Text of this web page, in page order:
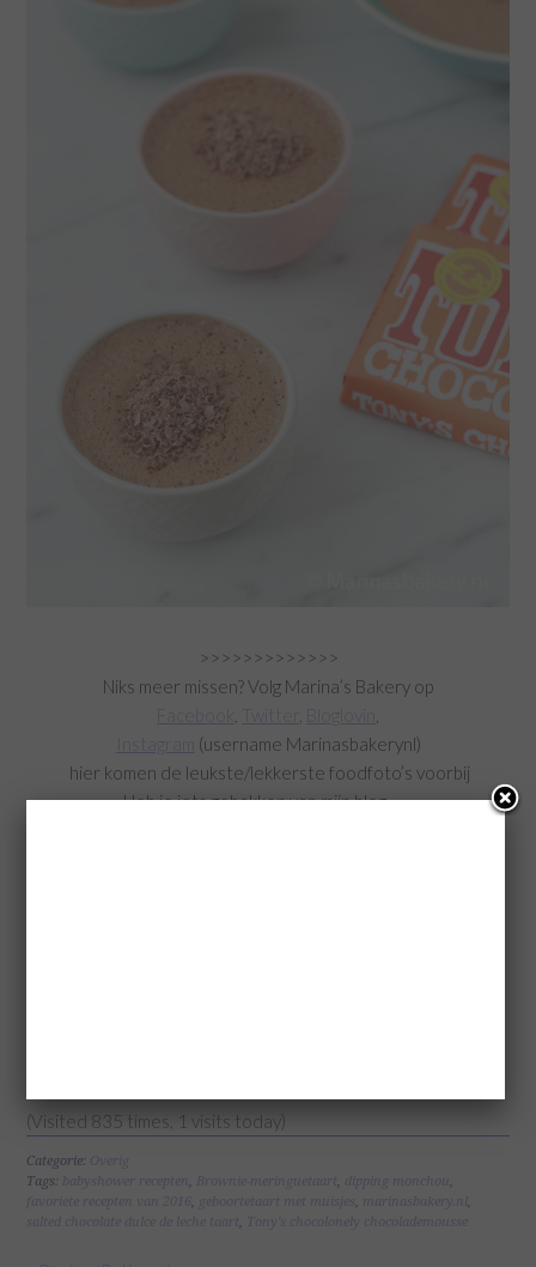
>>>>>>>>>>>>>
Niks meer missen? Volg Marina’s Bakery op
Bloglovin
Instagram
(username Marinasbakerynl)
hier komen de leukste/lekkerste foodfoto’s voorbij
Heb je iets gebakken van mijn blog…….
(Visited 835 times, 1 visits today)
Categorie: Overig
Tags: babyshower recepten, Brownie-meringuetaart, dipping monchou,
favoriete recepten van 2016, geboortetaart met muisjes, marinasbakery.nl,
salted chocolate dulce de leche taart, Tony's chocolonely chocolademousse